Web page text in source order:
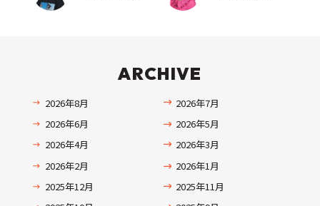
ARCHIVE
2026年8月
2026年7月
2026年6月
2026年5月
2026年4月
2026年3月
2026年2月
2026年1月
2025年12月
2025年11月